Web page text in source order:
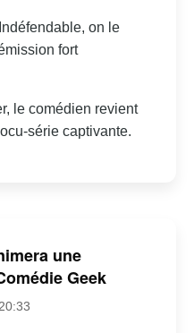
on le
fort
le comédien revient
série captivante.
une
Geek